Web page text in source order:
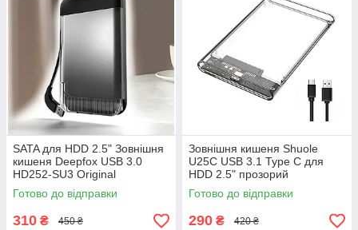
SATA для HDD 2.5" Зовнішня
кишеня Deepfox USB 3.0
HD252-SU3 Original
Готово до відправки
310 ₴ 450 ₴
Зовнішня кишеня Shuole
U25C USB 3.1 Type C для
HDD 2.5" прозорий
Готово до відправки
290 ₴ 420 ₴